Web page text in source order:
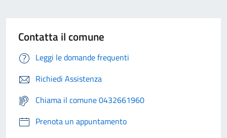
Contatta il comune
Leggi le domande frequenti
Richiedi Assistenza
Chiama il comune 0432661960
Prenota un appuntamento